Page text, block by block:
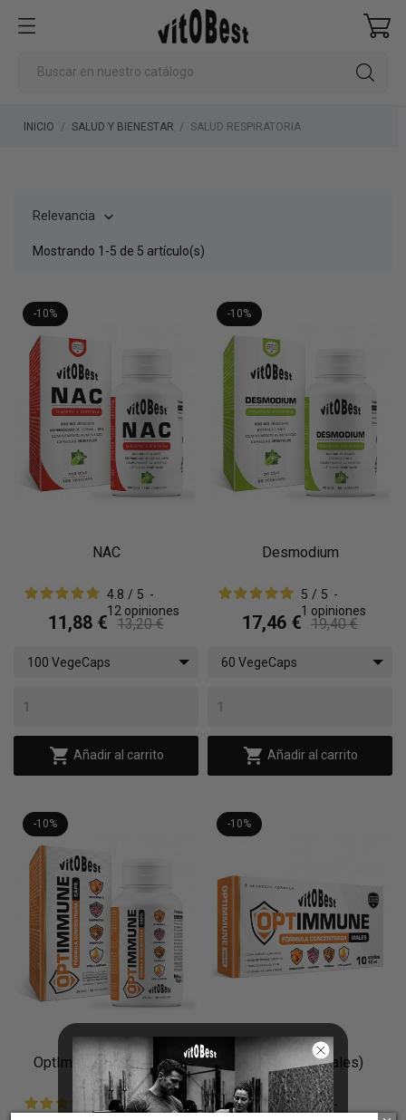
INICIO SALUD Y BIENESTAR SALUD RESPIRATORIA
Relevancia 
Mostrando 1-5 de 5 artículo(s)
-10%
NAC
4.8 / 5 -
12 opiniones
11,88 € 13,20 €
100 VegeCaps
 Añadir al carrito
-10%
Desmodium
5 / 5 -
1 opiniones
17,46 € 19,40 €
60 VegeCaps
 Añadir al carrito
-10%
OptImmune (Cápsulas)
3.7 / 5-
-10%
OptImmune (Viales)
5 / 5-